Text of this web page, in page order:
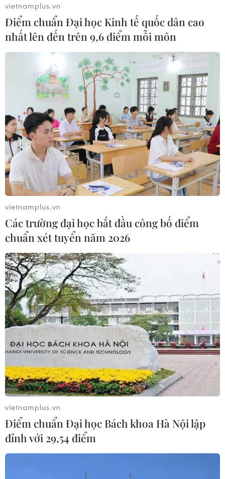
vietnamplus.vn
Điểm chuẩn Đại học Kinh tế quốc dân cao
nhất lên đến trên 9,6 điểm mỗi môn
vietnamplus.vn
Các trường đại học bắt đầu công bố điểm
chuẩn xét tuyển năm 2026
vietnamplus.vn
Điểm chuẩn Đại học Bách khoa Hà Nội lập
đỉnh với 29,54 điểm